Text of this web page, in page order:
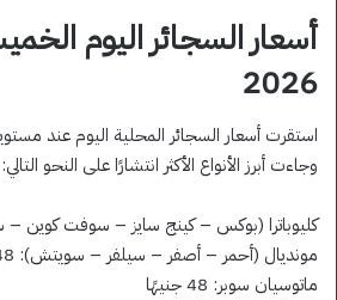
2026
استقرت أسعار السجائر المحلية اليوم عند
وجاءت أبرز الأنواع الأكثر انتشارًا على النحو التالي:
كليوباترا (بوكس – كينج سايز – سوفت كوين – سوبر): 48
مونديال (أحمر – أصفر – سيلفر – سويتش): 48 جنيهًا
ماتوسيان سوبر: 48 جنيهًا